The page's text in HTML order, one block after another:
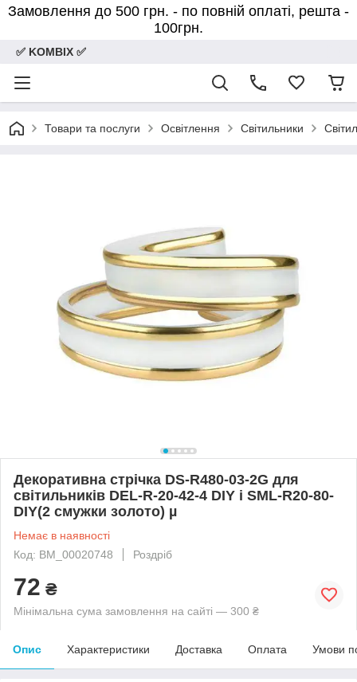
Замовлення до 500 грн. - по повній оплаті, решта -
100грн.
✅ KOMBIX ✅
Товари та послуги Освітлення Світильники
Декоративна стрічка DS-R480-03-2G для
світильників DEL-R-20-42-4 DIY і SML-R20-80-
DIY(2 смужки золото) µ
Немає в наявності
Код: BM_00020748
Роздріб
72 ₴
Мінімальна сума замовлення на сайті — 300 ₴
Опис Характеристики Доставка Оплата Умови